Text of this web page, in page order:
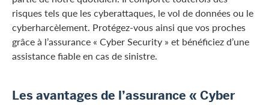
risques tels que les cyberattaques, le vol de données ou le
cyberharcèlement. Protégez-vous ainsi que vos proches
grâce à l’assurance « Cyber Security » et bénéficiez d’une
assistance fiable en cas de sinistre.
Les avantages de l’assurance « Cyber